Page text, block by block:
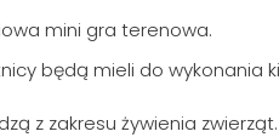
mini gra terenowa.
będą mieli do wykonania
z zakresu żywienia zwierząt.